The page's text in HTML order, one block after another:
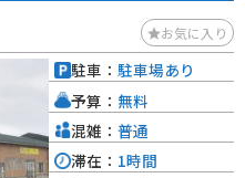
お気に入り
駐車： 駐車場あり
予算： 無料
混雑： 普通
滞在： 1時間